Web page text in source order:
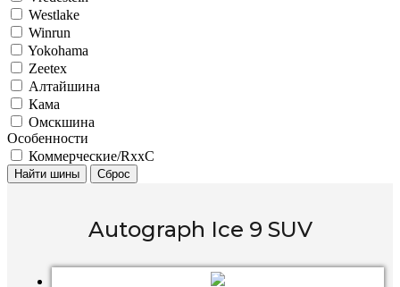
Westlake
Winrun
Yokohama
Zeetex
Алтайшина
Кама
Омскшина
Особенности
Коммерческие/RxxC
Найти шины Сброс
Autograph Ice 9 SUV